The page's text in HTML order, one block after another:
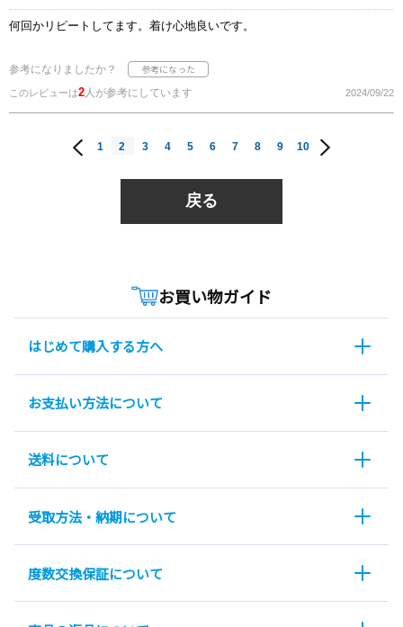
何回かリピートしてます。着け心地良いです。
参考になりましたか？
このレビューは2人が参考にしています 2024/09/22
1 2 3 4 5 6 7 8 9 10
戻る
お買い物ガイド
はじめて購入する方へ
お支払い方法について
送料について
受取方法・納期について
度数交換保証について